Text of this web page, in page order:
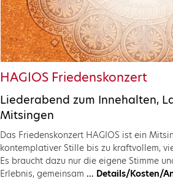
HAGIOS Friedenskonzert
Liederabend zum Innehalten,
Mitsingen
Das Friedenskonzert HAGIOS ist ein
kontemplativer Stille bis zu kraftvollem,
Es braucht dazu nur die eigene Stimme
Erlebnis, gemeinsam ... Details/Kosten/